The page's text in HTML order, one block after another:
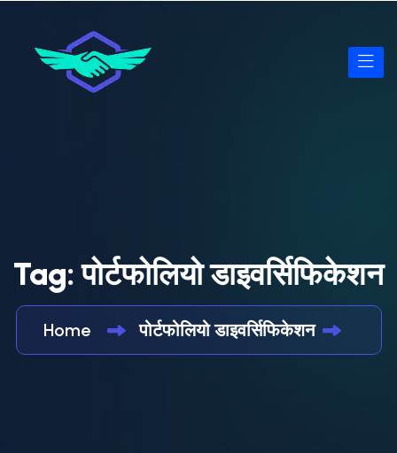
Tag:पोर्टफोलियो डाइवर्सिफिकेशन
Home पोर्टफोलियो डाइवर्सिफिकेशन